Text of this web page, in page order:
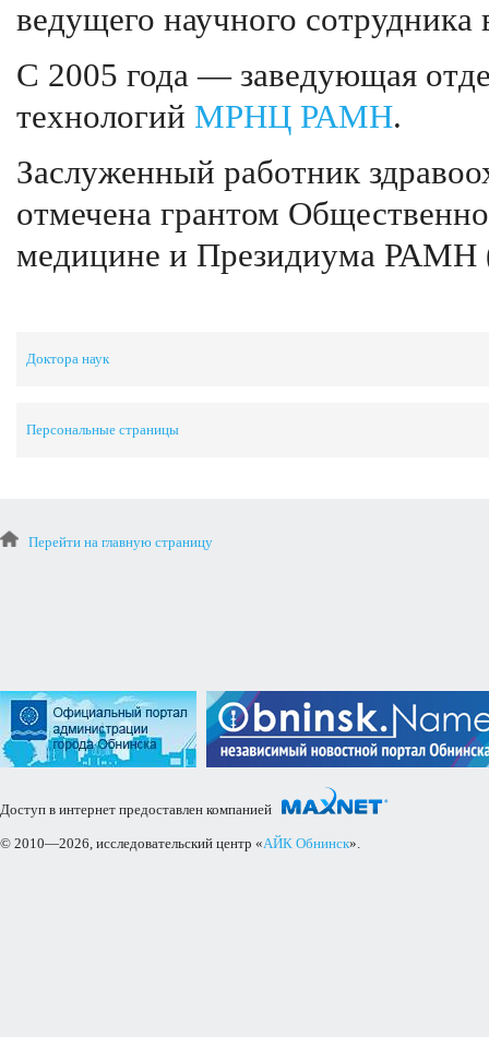
ведущего научного
С 2005 года — заведующая
технологий МРНЦ РАМН.
Заслуженный работник
отмечена грантом
медицине и Президиума РАМН
Доктора наук
Персональные страницы
Перейти на главную страницу
Доступ в интернет предоставлен компанией
© 2010—2026, исследовательский центр «АЙК Обнинск».